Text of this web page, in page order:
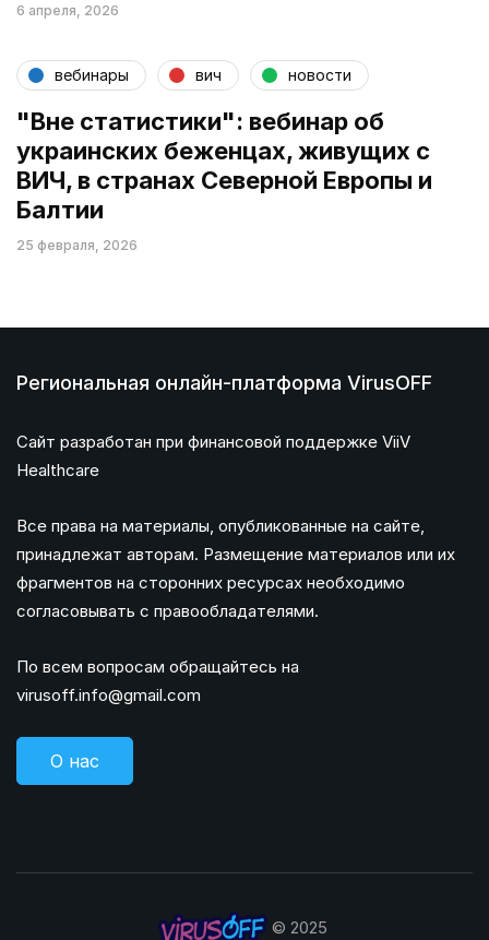
6 апреля, 2026
вебинары вич новости
"Вне статистики": вебинар об
украинских беженцах, живущих с
ВИЧ, в странах Северной Европы и
Балтии
25 февраля, 2026
Региональная онлайн-платформа VirusOFF
Сайт разработан при финансовой поддержке ViiV
Healthcare
Все права на материалы, опубликованные на сайте,
принадлежат авторам. Размещение материалов или их
фрагментов на сторонних ресурсах необходимо
согласовывать с правообладателями.
По всем вопросам обращайтесь на
virusoff.info@gmail.com
О нас
© 2025